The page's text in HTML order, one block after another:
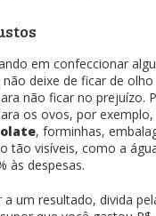
em confeccionar
deixe de ficar de
não ficar no prejuízo.
os ovos, por exemplo,
, forminhas,
tão visíveis, como a
às despesas.
a um resultado, divida